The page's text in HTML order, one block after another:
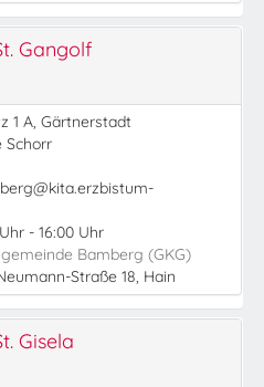
Gangolf
1 A, Gärtnerstadt
Schorr
- 16:00 Uhr
Bamberg (GKG)
Straße 18, Hain
Gisela